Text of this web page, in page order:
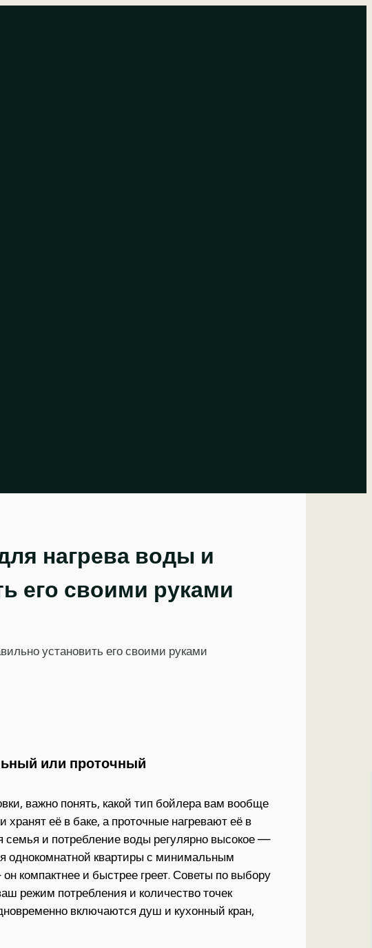
нагрева воды и
его своими руками
установить его своими руками
или проточный
важно понять, какой тип бойлера вам вообще
её в баке, а проточные нагревают её в
и потребление воды регулярно высокое —
однокомнатной квартиры с минимальным
компактнее и быстрее греет. Советы по выбору
режим потребления и количество точек
включаются душ и кухонный кран,